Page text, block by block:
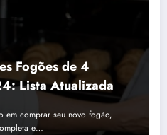
Fogões de 4
Lista Atualizada
em comprar seu novo fogão,
e…